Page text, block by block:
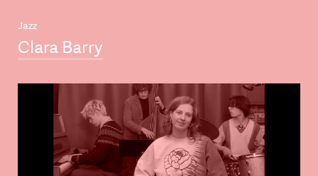
Jazz
Clara Barry